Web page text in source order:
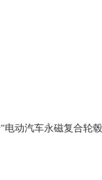
电动汽车永磁复合轮